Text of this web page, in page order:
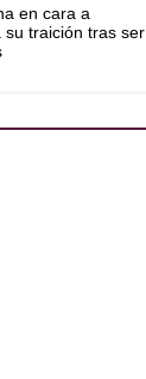
en cara a
su traición tras ser